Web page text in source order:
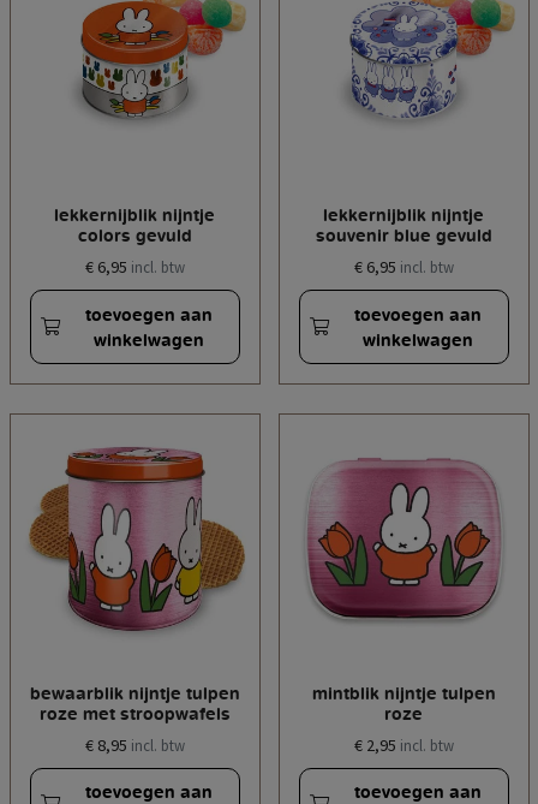
lekkernijblik nijntje
colors gevuld
€ 6,95 incl. btw
toevoegen aan
winkelwagen
lekkernijblik nijntje
souvenir blue gevuld
€ 6,95 incl. btw
toevoegen aan
winkelwagen
bewaarblik nijntje tulpen
roze met stroopwafels
€ 8,95 incl. btw
toevoegen aan
mintblik nijntje tulpen
roze
€ 2,95 incl. btw
toevoegen aan